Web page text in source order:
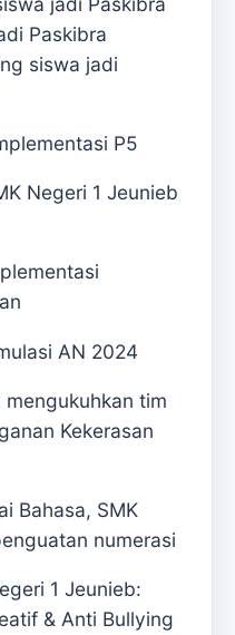
Paskibra
siswa jadi
P5
Negeri 1 Jeunieb
AN 2024
tim
Kekerasan
Bahasa, SMK
numerasi
1 Jeunieb:
& Anti Bullying